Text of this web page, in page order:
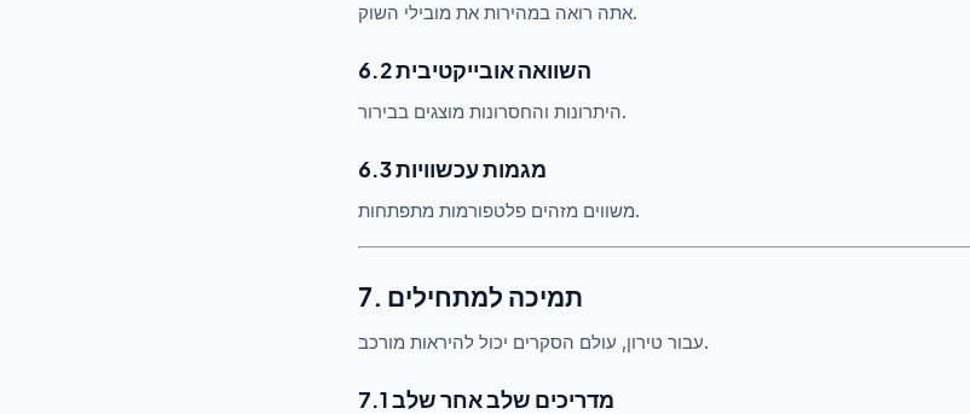
אתה רואה במהירות את מובילי השוק.
6.2 השוואה אובייקטיבית
היתרונות והחסרונות מוצגים בבירור.
6.3 מגמות עכשוויות
משווים מזהים פלטפורמות מתפתחות.
7. תמיכה למתחילים
עבור טירון, עולם הסקרים יכול להיראות מורכב.
7.1 מדריכים שלב אחר שלב